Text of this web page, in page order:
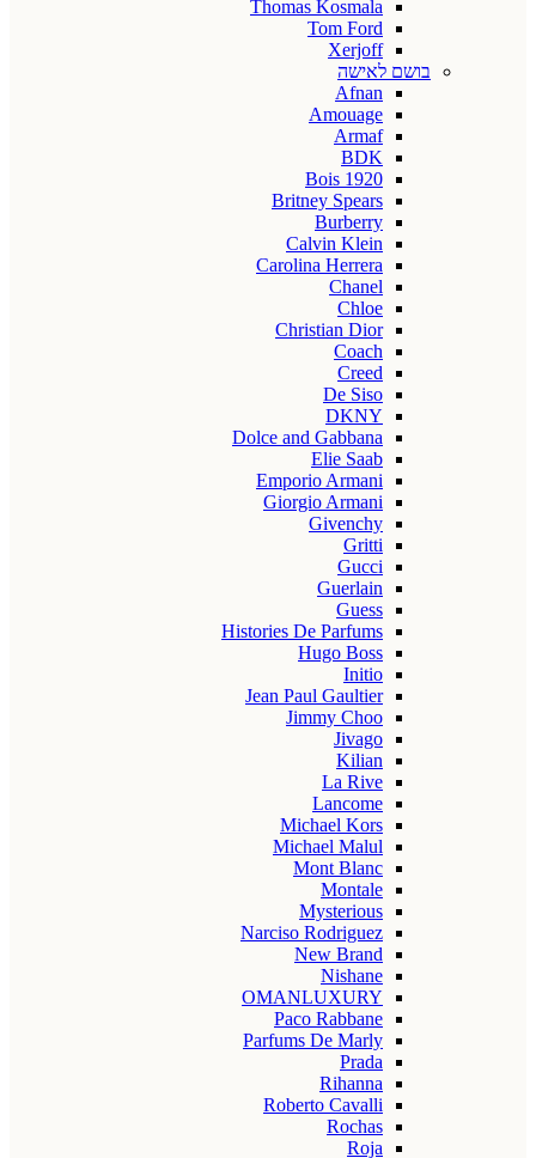
Thomas Kosmala
Tom Ford
Xerjoff
בושם לאישה
Afnan
Amouage
Armaf
BDK
Bois 1920
Britney Spears
Burberry
Calvin Klein
Carolina Herrera
Chanel
Chloe
Christian Dior
Coach
Creed
De Siso
DKNY
Dolce and Gabbana
Elie Saab
Emporio Armani
Giorgio Armani
Givenchy
Gritti
Gucci
Guerlain
Guess
Histories De Parfums
Hugo Boss
Initio
Jean Paul Gaultier
Jimmy Choo
Jivago
Kilian
La Rive
Lancome
Michael Kors
Michael Malul
Mont Blanc
Montale
Mysterious
Narciso Rodriguez
New Brand
Nishane
OMANLUXURY
Paco Rabbane
Parfums De Marly
Prada
Rihanna
Roberto Cavalli
Rochas
Roja